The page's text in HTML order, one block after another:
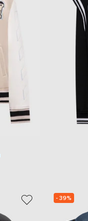
- 39%